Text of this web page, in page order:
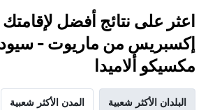
اعثر على نتائج أفضل
إكسبريس من ماريوت -
مكسيكو ألاميدا
البلدان الأكثر شعبية المدن الأكثر شعبية